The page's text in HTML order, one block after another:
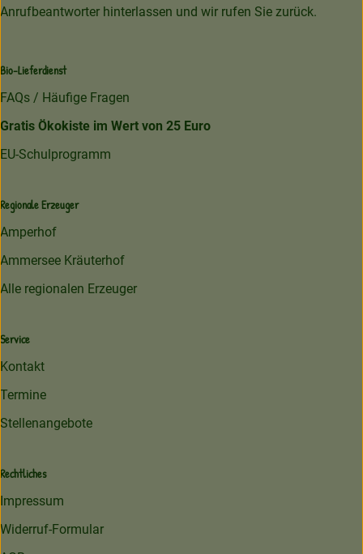
Anrufbeantworter hinterlassen und wir rufen Sie zurück.
Bio-Lieferdienst
FAQs / Häufige Fragen
Gratis Ökokiste im Wert von 25 Euro
EU-Schulprogramm
Regionale Erzeuger
Amperhof
Ammersee Kräuterhof
Alle regionalen Erzeuger
Service
Kontakt
Termine
Stellenangebote
Rechtliches
Impressum
Widerruf-Formular